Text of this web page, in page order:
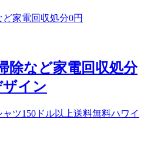
除など家電回収処分
イン